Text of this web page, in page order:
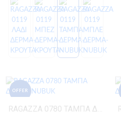
OFFER
RAGAZZA 0780 ΤΑΜΠΑ ΔΕΡΜΑ-NUBUK